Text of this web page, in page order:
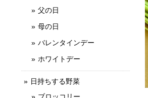
父の日
母の日
バレンタインデー
ホワイトデー
日持ちする野菜